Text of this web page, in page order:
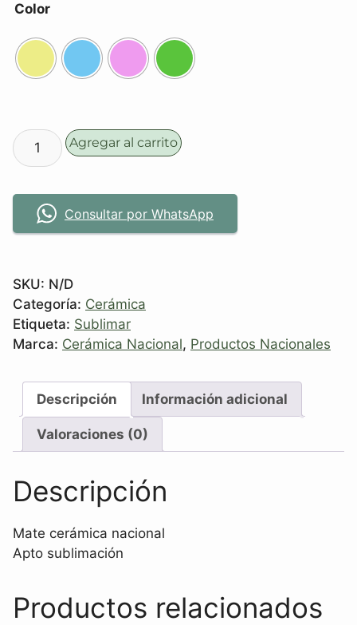
Color
Agregar al carrito
Consultar por WhatsApp
SKU: N/D
Categoría: Cerámica
Etiqueta: Sublimar
Marca: Cerámica Nacional, Productos Nacionales
Descripción Información adicional
Valoraciones (0)
Descripción
Mate cerámica nacional
Apto sublimación
Productos relacionados